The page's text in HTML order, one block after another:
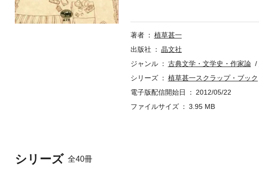
シリーズ 全40冊
著者
植草甚一
出版社
晶文社
ジャンル
古典文学・文学史・作家論
シリーズ
植草甚一スクラップ・ブック
電子版配信開始日
2012/05/22
ファイルサイズ
3.95 MB